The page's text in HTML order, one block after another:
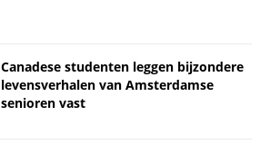
Canadese studenten leggen bijzondere
levensverhalen van Amsterdamse
senioren vast